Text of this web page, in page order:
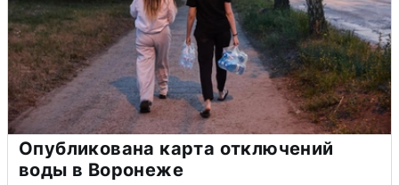
Опубликована карта отключений
воды в Воронеже